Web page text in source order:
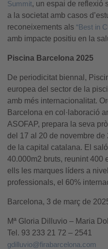
Summit, un espai de reflexió
a la societat amb casos
reconeixements als “Best in
amb impacte positiu en la
Piscina Barcelona 2025
De periodicitat biennal,
europea del sector de la
amb més internacionalitat.
Barcelona en col·laboració
ASOFAP, prepara la seva
del 17 al 20 de novembre
de la capital catalana. El
40.000m2 bruts, reunint 400
ells les marques líders a
professionals, el 60%
Barcelona, 3 de març de
Mª Gloria Dilluvio – Maria
Tel. 93 233 21 72 – 2541
gdilluvio@firabarcelona.com